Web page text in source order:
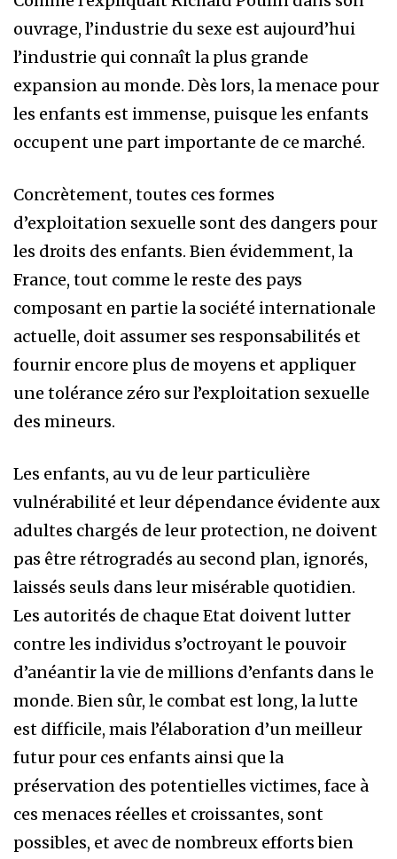
ouvrage, l’industrie du sexe est aujourd’hui
l’industrie qui connaît la plus grande
expansion au monde. Dès lors, la menace pour
les enfants est immense, puisque les enfants
occupent une part importante de ce marché.
Concrètement, toutes ces formes
d’exploitation sexuelle sont des dangers pour
les droits des enfants. Bien évidemment, la
France, tout comme le reste des pays
composant en partie la société internationale
actuelle, doit assumer ses responsabilités et
fournir encore plus de moyens et appliquer
une tolérance zéro sur l’exploitation sexuelle
des mineurs.
Les enfants, au vu de leur particulière
vulnérabilité et leur dépendance évidente aux
adultes chargés de leur protection, ne doivent
pas être rétrogradés au second plan, ignorés,
laissés seuls dans leur misérable quotidien.
Les autorités de chaque Etat doivent lutter
contre les individus s’octroyant le pouvoir
d’anéantir la vie de millions d’enfants dans le
monde. Bien sûr, le combat est long, la lutte
est difficile, mais l’élaboration d’un meilleur
futur pour ces enfants ainsi que la
préservation des potentielles victimes, face à
ces menaces réelles et croissantes, sont
possibles, et avec de nombreux efforts bien